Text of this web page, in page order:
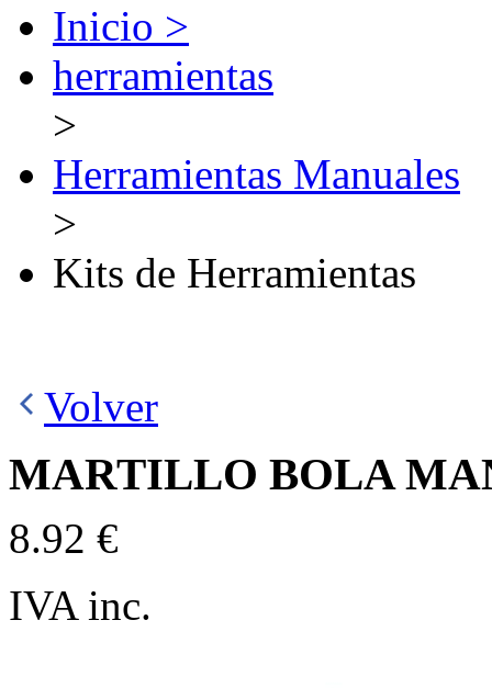
Inicio >
herramientas
>
Herramientas Manuales
>
Kits de Herramientas
Volver
MARTILLO BOLA
8.92 €
IVA inc.